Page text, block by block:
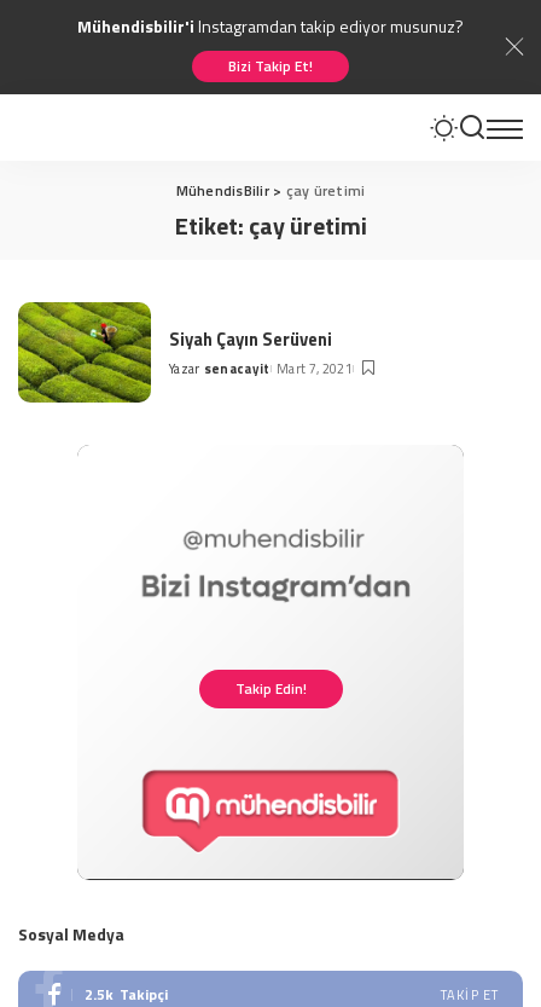
Mühendisbilir'iInstagramdan takip ediyor musunuz?
Bizi Takip Et!
MühendisBilir> çay üretimi
Etiket:çay üretimi
Siyah Çayın Serüveni
Posted
Yazar senacayit Mart 7, 2021
Takip Edin!
Sosyal Medya
2.5k Takipçi TAKIP ET